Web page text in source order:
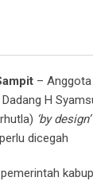
– Anggota
H
‘by design’
dicegah